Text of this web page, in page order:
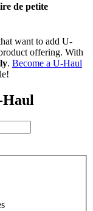
de petite
want to add U-
offering. With
. Become a U-Haul
Haul